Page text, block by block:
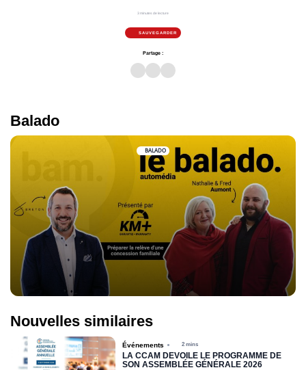
3 minutes de lecture
SAUVEGARDER
Partage :
Balado
BALADO
Nouvelles similaires
Événements 2 mins
LA CCAM DÉVOILE LE PROGRAMME DE
SON ASSEMBLÉE GÉNÉRALE 2026